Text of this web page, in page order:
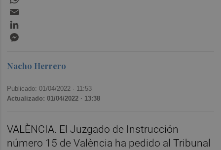
Nacho Herrero
Publicado: 01/04/2022 · 11:53
Actualizado: 01/04/2022 · 13:38
VALÈNCIA. El Juzgado de Instrucción
número 15 de València ha pedido al Tribunal